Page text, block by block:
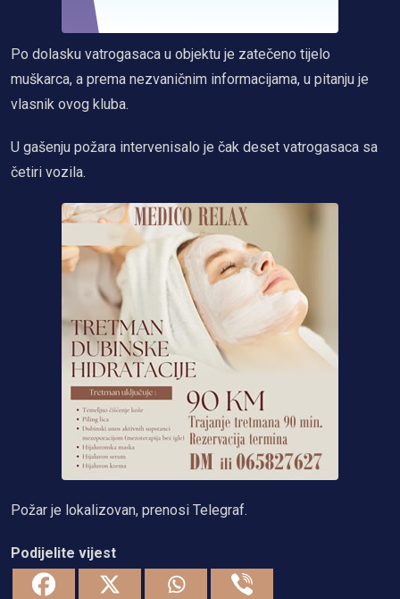
Po dolasku vatrogasaca u objektu je zatečeno tijelo
muškarca, a prema nezvaničnim informacijama, u pitanju je
vlasnik ovog kluba.
U gašenju požara intervenisalo je čak deset vatrogasaca sa
četiri vozila.
Požar je lokalizovan, prenosi Telegraf.
Podijelite vijest